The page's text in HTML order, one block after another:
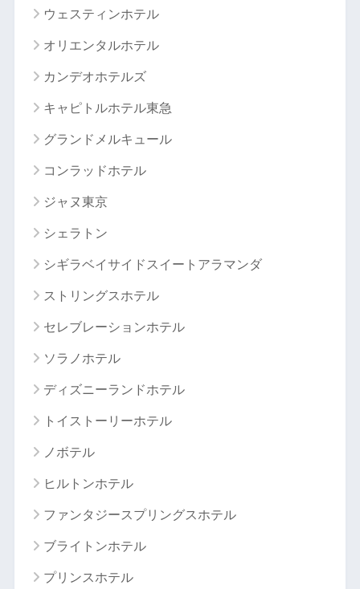
ウェスティンホテル
オリエンタルホテル
カンデオホテルズ
キャピトルホテル東急
グランドメルキュール
コンラッドホテル
ジャヌ東京
シェラトン
シギラベイサイドスイートアラマンダ
ストリングスホテル
セレブレーションホテル
ソラノホテル
ディズニーランドホテル
トイストーリーホテル
ノボテル
ヒルトンホテル
ファンタジースプリングスホテル
ブライトンホテル
プリンスホテル